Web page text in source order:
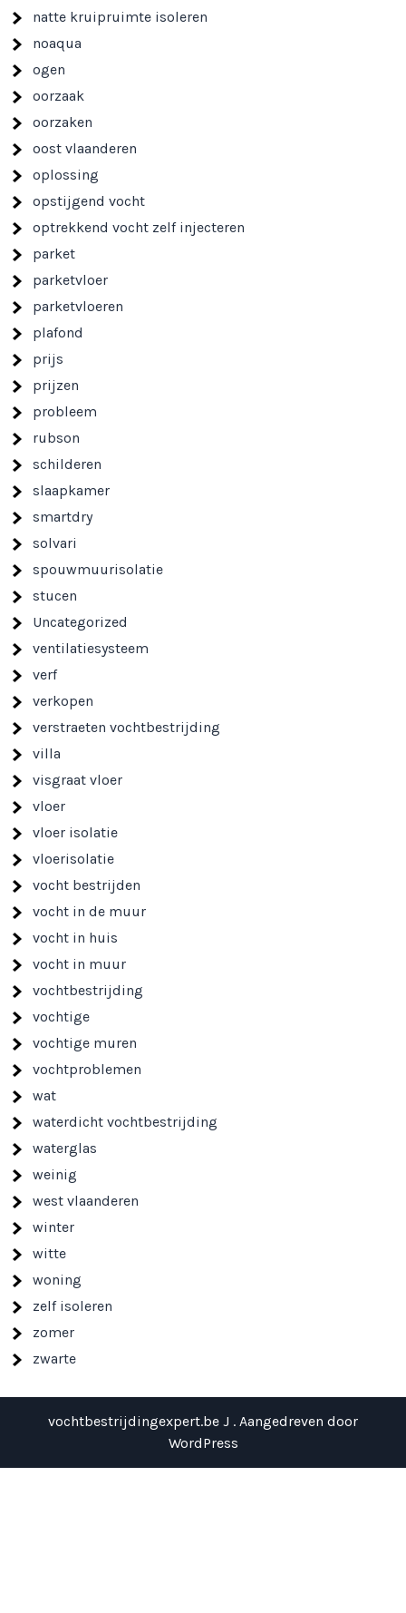
natte kruipruimte isoleren
noaqua
ogen
oorzaak
oorzaken
oost vlaanderen
oplossing
opstijgend vocht
optrekkend vocht zelf injecteren
parket
parketvloer
parketvloeren
plafond
prijs
prijzen
probleem
rubson
schilderen
slaapkamer
smartdry
solvari
spouwmuurisolatie
stucen
Uncategorized
ventilatiesysteem
verf
verkopen
verstraeten vochtbestrijding
villa
visgraat vloer
vloer
vloer isolatie
vloerisolatie
vocht bestrijden
vocht in de muur
vocht in huis
vocht in muur
vochtbestrijding
vochtige
vochtige muren
vochtproblemen
wat
waterdicht vochtbestrijding
waterglas
weinig
west vlaanderen
winter
witte
woning
zelf isoleren
zomer
zwarte
vochtbestrijdingexpert.be J . Aangedreven door
WordPress